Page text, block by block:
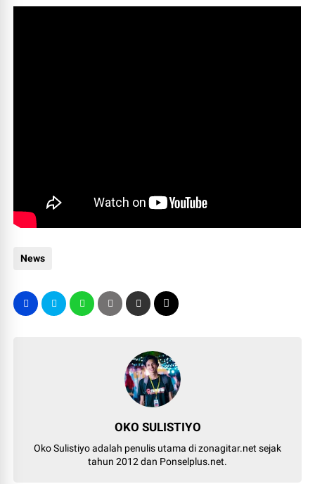
News
OKO SULISTIYO
Oko Sulistiyo adalah penulis utama di zonagitar.net sejak
tahun 2012 dan Ponselplus.net.